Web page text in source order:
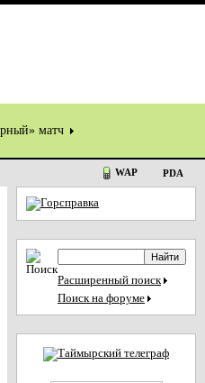
матч
WAP PDA
Расширенный поиск
Поиск на форуме